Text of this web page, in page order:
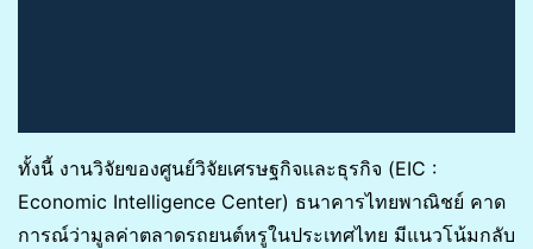
ทั้งนี้ งานวิจัยของศูนย์วิจัยเศรษฐกิจและธุรกิจ (EIC :
Economic Intelligence Center) ธนาคารไทยพาณิชย์ คาด
การณ์ว่ามูลค่าตลาดรถยนต์หรูในประเทศไทย มีแนวโน้มกลับ